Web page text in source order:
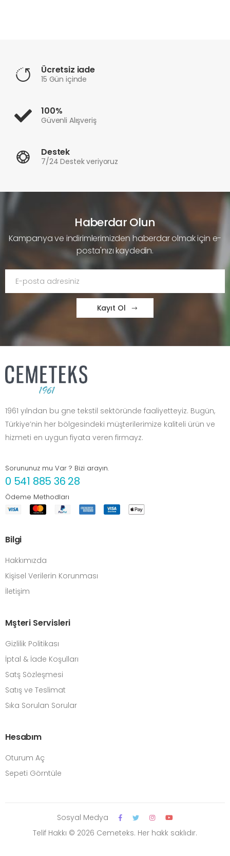
Ücretsiz iade
15 Gün içinde
100%
Güvenli Alışveriş
Destek
7/24 Destek veriyoruz
Haberdar Olun
Kampanya ve indirimlerimizden haberdar olmak için e-
posta'nızı kaydedin.
Kayıt Ol
1961 yılndan bu gne tekstil sektöründe faaliyetteyiz. Bugün,
Türkiye’nin her bölgesindeki müşterilerimize kaliteli ürün ve
hizmeti en uygun fiyata veren firmayz.
Sorununuz mu Var ? Bizi arayın.
0 541 885 36 28
Ödeme Methodları
Bilgi
Hakkımızda
Kişisel Verilerin Korunması
İletişim
Mşteri Servisleri
Gizlilik Politikası
İptal & İade Koşulları
Satş Sözleşmesi
Satış ve Teslimat
Sıka Sorulan Sorular
Hesabım
Oturum Aç
Sepeti Görntüle
Telif Hakkı © 2026 Cemeteks. Her hakk saklıdır.
Sosyal Medya